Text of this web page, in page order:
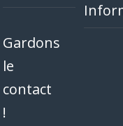
Gardons
le
contact
!